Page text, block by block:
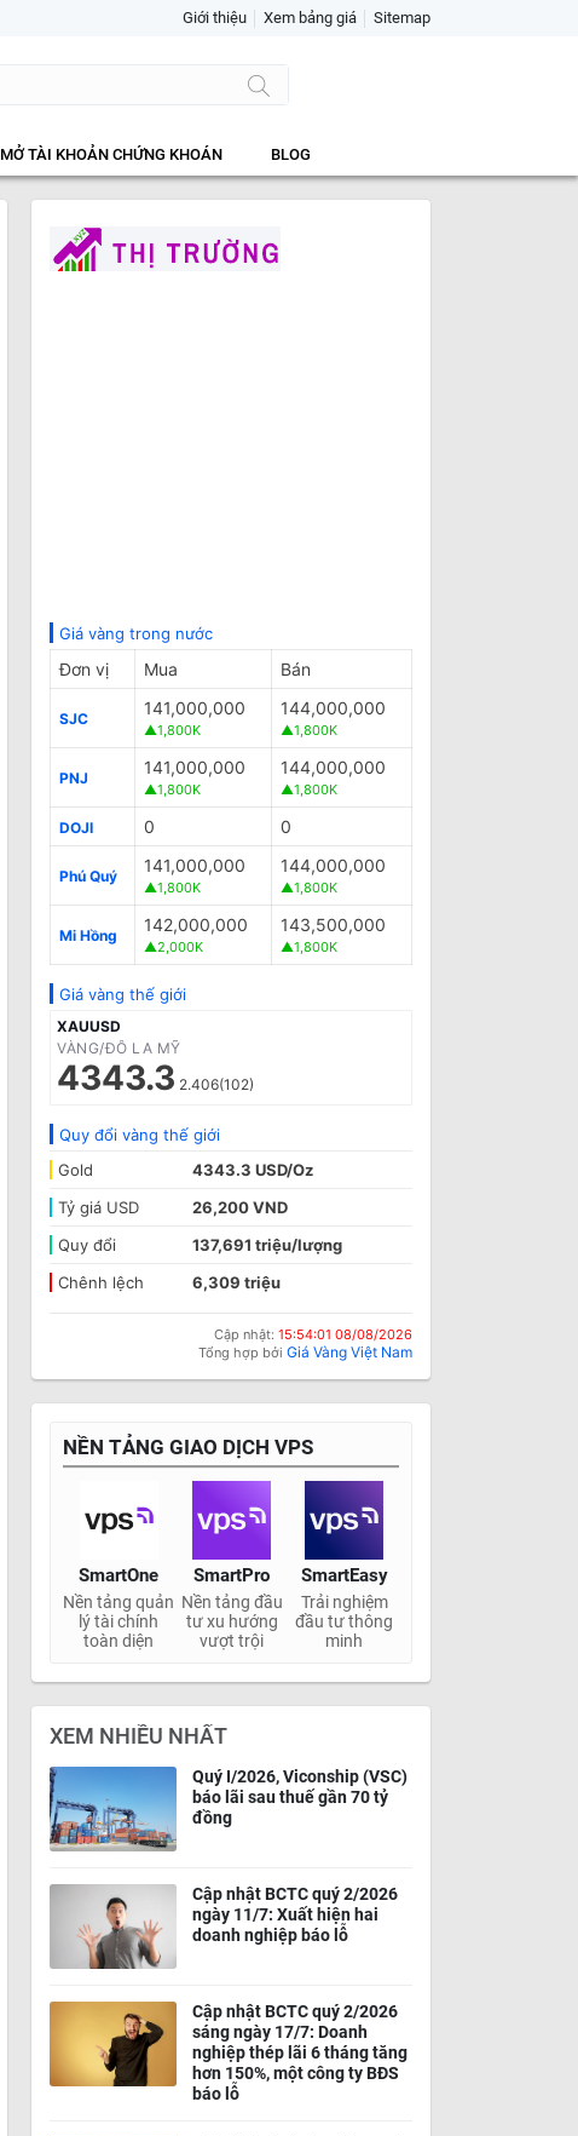
Giới thiệu Xem bảng giá Sitemap
MỞ TÀI KHOẢN CHỨNG KHOÁN BLOG
Giá vàng trong nước
Đơn vị Mua Bán
SJC
141,000,000
▲1,800K
144,000,000
▲1,800K
PNJ
141,000,000
▲1,800K
144,000,000
▲1,800K
DOJI 0 0
Phú Quý
141,000,000
▲1,800K
144,000,000
▲1,800K
Mi Hồng
142,000,000
▲2,000K
143,500,000
▲1,800K
Giá vàng thế giới
XAUUSD
VÀNG/ĐÔ LA MỸ
4343.3 2.406(102)
Quy đổi vàng thế giới
Gold
4343.3 USD/Oz
Tỷ giá USD
26,200 VND
Quy đổi
137,691 triệu/lượng
Chênh lệch
6,309 triệu
Cập nhật: 15:54:01 08/08/2026
Tổng hợp bởi Giá Vàng Việt Nam
NỀN TẢNG GIAO DỊCH VPS
SmartOne SmartPro SmartEasy
Nền tảng quản
lý tài chính
toàn diện
Nền tảng đầu
tư xu hướng
vượt trội
Trải nghiệm
đầu tư thông
minh
XEM NHIỀU NHẤT
Quý I/2026, Viconship (VSC)
báo lãi sau thuế gần 70 tỷ
đồng
Cập nhật BCTC quý 2/2026
ngày 11/7: Xuất hiện hai
doanh nghiệp báo lỗ
Cập nhật BCTC quý 2/2026
sáng ngày 17/7: Doanh
nghiệp thép lãi 6 tháng tăng
hơn 150%, một công ty BĐS
báo lỗ